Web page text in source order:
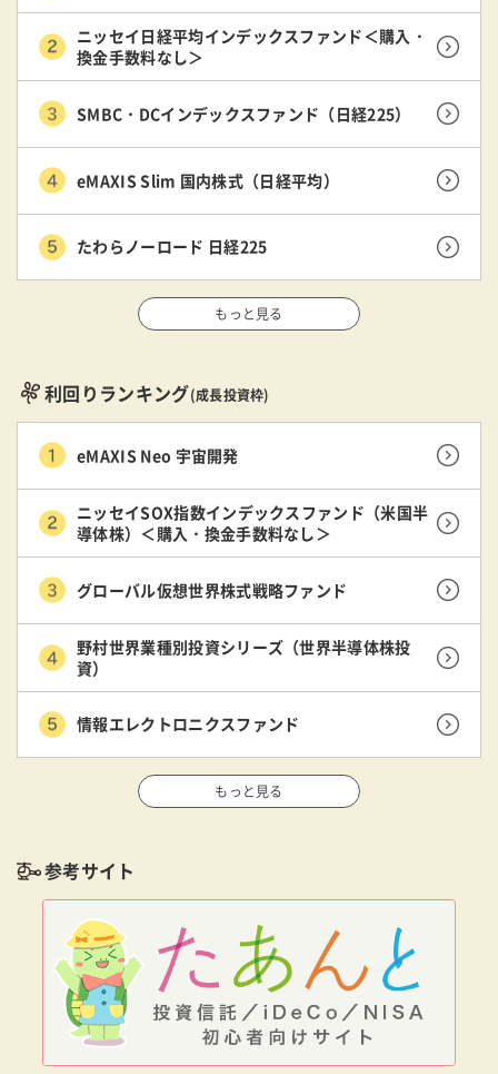
ニッセイ日経平均インデックスファンド＜購入・
換金手数料なし＞
SMBC・DCインデックスファンド（日経225）
eMAXIS Slim 国内株式（日経平均）
たわらノーロード 日経225
もっと見る
利回りランキング(成長投資枠)
eMAXIS Neo 宇宙開発
ニッセイSOX指数インデックスファンド（米国半
導体株）＜購入・換金手数料なし＞
グローバル仮想世界株式戦略ファンド
野村世界業種別投資シリーズ（世界半導体株投
資）
情報エレクトロニクスファンド
もっと見る
参考サイト